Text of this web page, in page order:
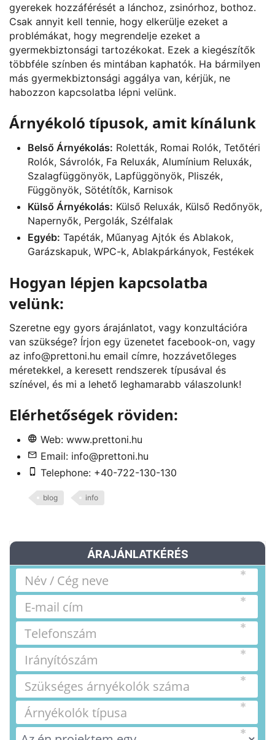
gyerekek hozzáférését a lánchoz, zsinórhoz, bothoz.
Csak annyit kell tennie, hogy elkerülje ezeket a
problémákat, hogy megrendelje ezeket a
gyermekbiztonsági tartozékokat. Ezek a kiegészítők
többféle színben és mintában kaphatók. Ha bármilyen
más gyermekbiztonsági aggálya van, kérjük, ne
habozzon kapcsolatba lépni velünk.
Árnyékoló típusok, amit kínálunk
Belső Árnyékolás: Roletták, Romai Rolók, Tetőtéri
Rolók, Sávrolók, Fa Reluxák, Alumínium Reluxák,
Szalagfüggönyök, Lapfüggönyök, Pliszék,
Függönyök, Sötétítők, Karnisok
Külső Árnyékolás: Külső Reluxák, Külső Redőnyök,
Napernyők, Pergolák, Szélfalak
Egyéb: Tapéták, Műanyag Ajtók és Ablakok,
Garázskapuk, WPC-k, Ablakpárkányok, Festékek
Hogyan lépjen kapcsolatba
velünk:
Szeretne egy gyors árajánlatot, vagy konzultációra
van szüksége? Írjon egy üzenetet facebook-on, vagy
az info@prettoni.hu email címre, hozzávetőleges
méretekkel, a keresett rendszerek típusával és
színével, és mi a lehető leghamarabb válaszolunk!
Elérhetőségek röviden:
Web: www.prettoni.hu
Email: info@prettoni.hu
Telephone: +40-722-130-130
blog info
ÁRAJÁNLATKÉRÉS